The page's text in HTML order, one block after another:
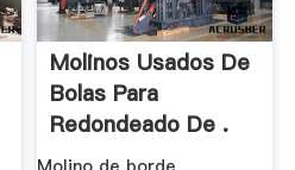
Molinos Usados De
Bolas Para
Redondeado De .